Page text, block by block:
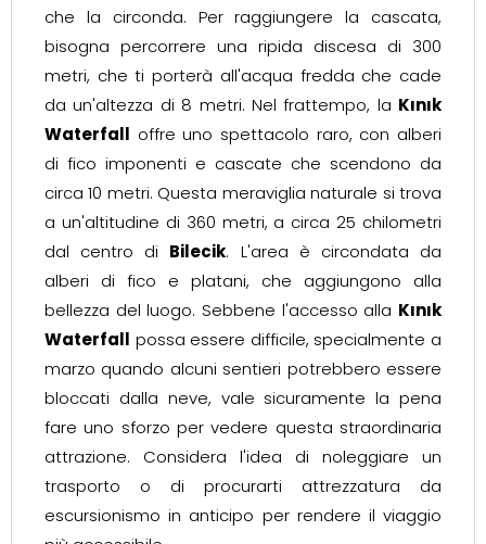
che la circonda. Per raggiungere la cascata,
bisogna percorrere una ripida discesa di 300
metri, che ti porterà all'acqua fredda che cade
da un'altezza di 8 metri. Nel frattempo, la Kınık
Waterfall offre uno spettacolo raro, con alberi
di fico imponenti e cascate che scendono da
circa 10 metri. Questa meraviglia naturale si trova
a un'altitudine di 360 metri, a circa 25 chilometri
dal centro di Bilecik. L'area è circondata da
alberi di fico e platani, che aggiungono alla
bellezza del luogo. Sebbene l'accesso alla Kınık
Waterfall possa essere difficile, specialmente a
marzo quando alcuni sentieri potrebbero essere
bloccati dalla neve, vale sicuramente la pena
fare uno sforzo per vedere questa straordinaria
attrazione. Considera l'idea di noleggiare un
trasporto o di procurarti attrezzatura da
escursionismo in anticipo per rendere il viaggio